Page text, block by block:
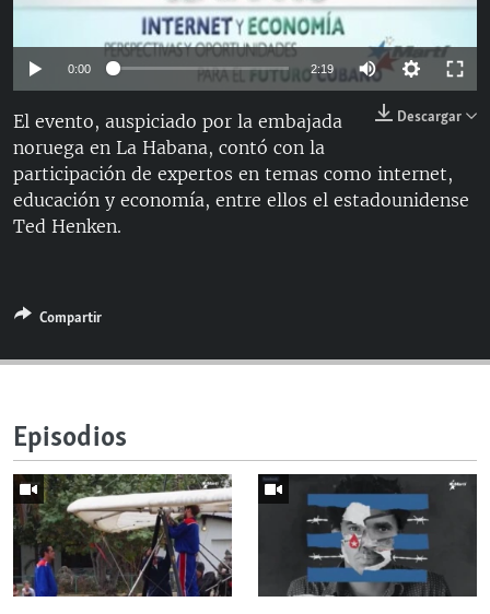
ESPECIALES
LA REALIDAD DE LA VIVIENDA EN CUBA
SER VIEJO EN CUBA
KENTU-CUBANO
MULTIMEDIA
EDITORIALES
SÍGUENOS
0:00 2:19
Descargar
El evento, auspiciado por la embajada
noruega en La Habana, contó con la
participación de expertos en temas como internet,
educación y economía, entre ellos el estadounidense
Ted Henken.
Compartir
Episodios